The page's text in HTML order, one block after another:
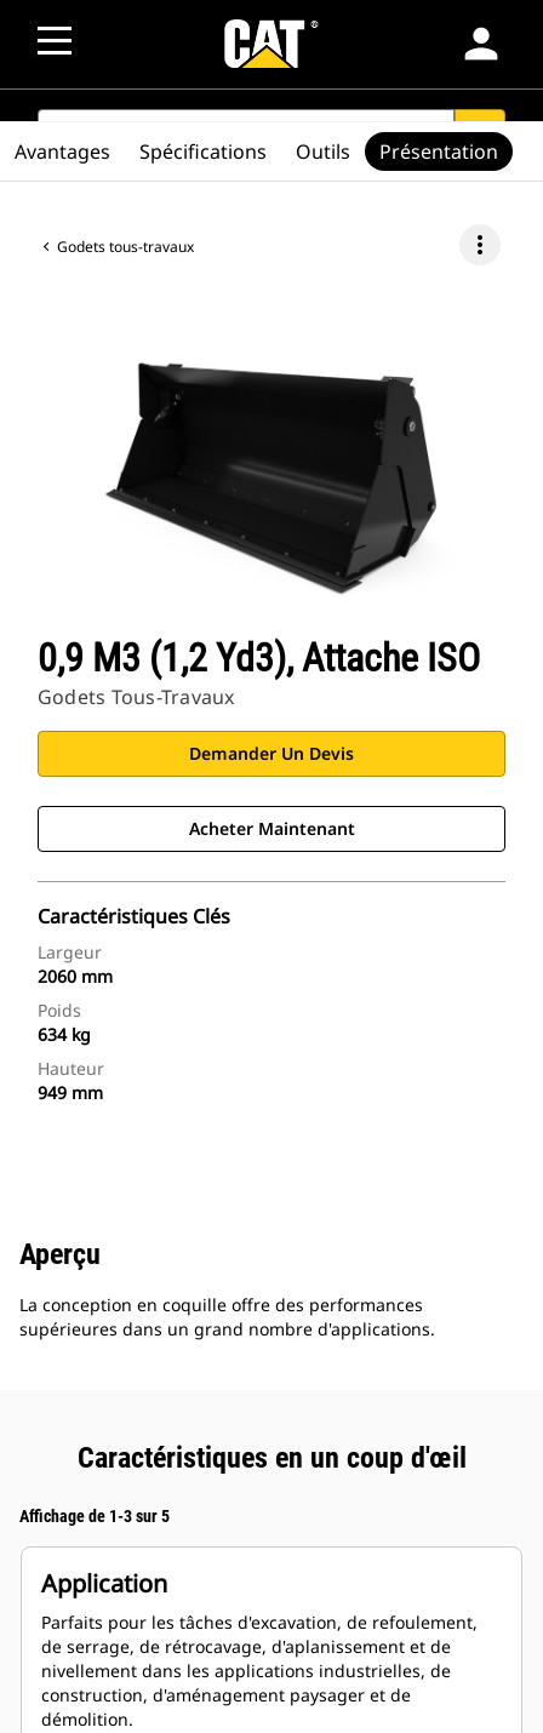
person
SEARCH search
Godets tous-travaux more_vert
0,9 M3 (1,2 Yd3), Attache ISO
Godets Tous-Travaux
Demander Un Devis
Acheter Maintenant
Caractéristiques Clés
Largeur
2060 mm
Poids
634 kg
Hauteur
949 mm
Avantages Spécifications Outils Présentation
Aperçu
La conception en coquille offre des performances
supérieures dans un grand nombre d'applications.
Caractéristiques en un coup d'œil
Affichage de 1-3 sur 5
Application
Parfaits pour les tâches d'excavation, de refoulement,
de serrage, de rétrocavage, d'aplanissement et de
nivellement dans les applications industrielles, de
construction, d'aménagement paysager et de
démolition.